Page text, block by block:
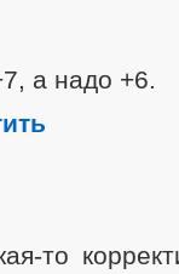
а надо +6.
то